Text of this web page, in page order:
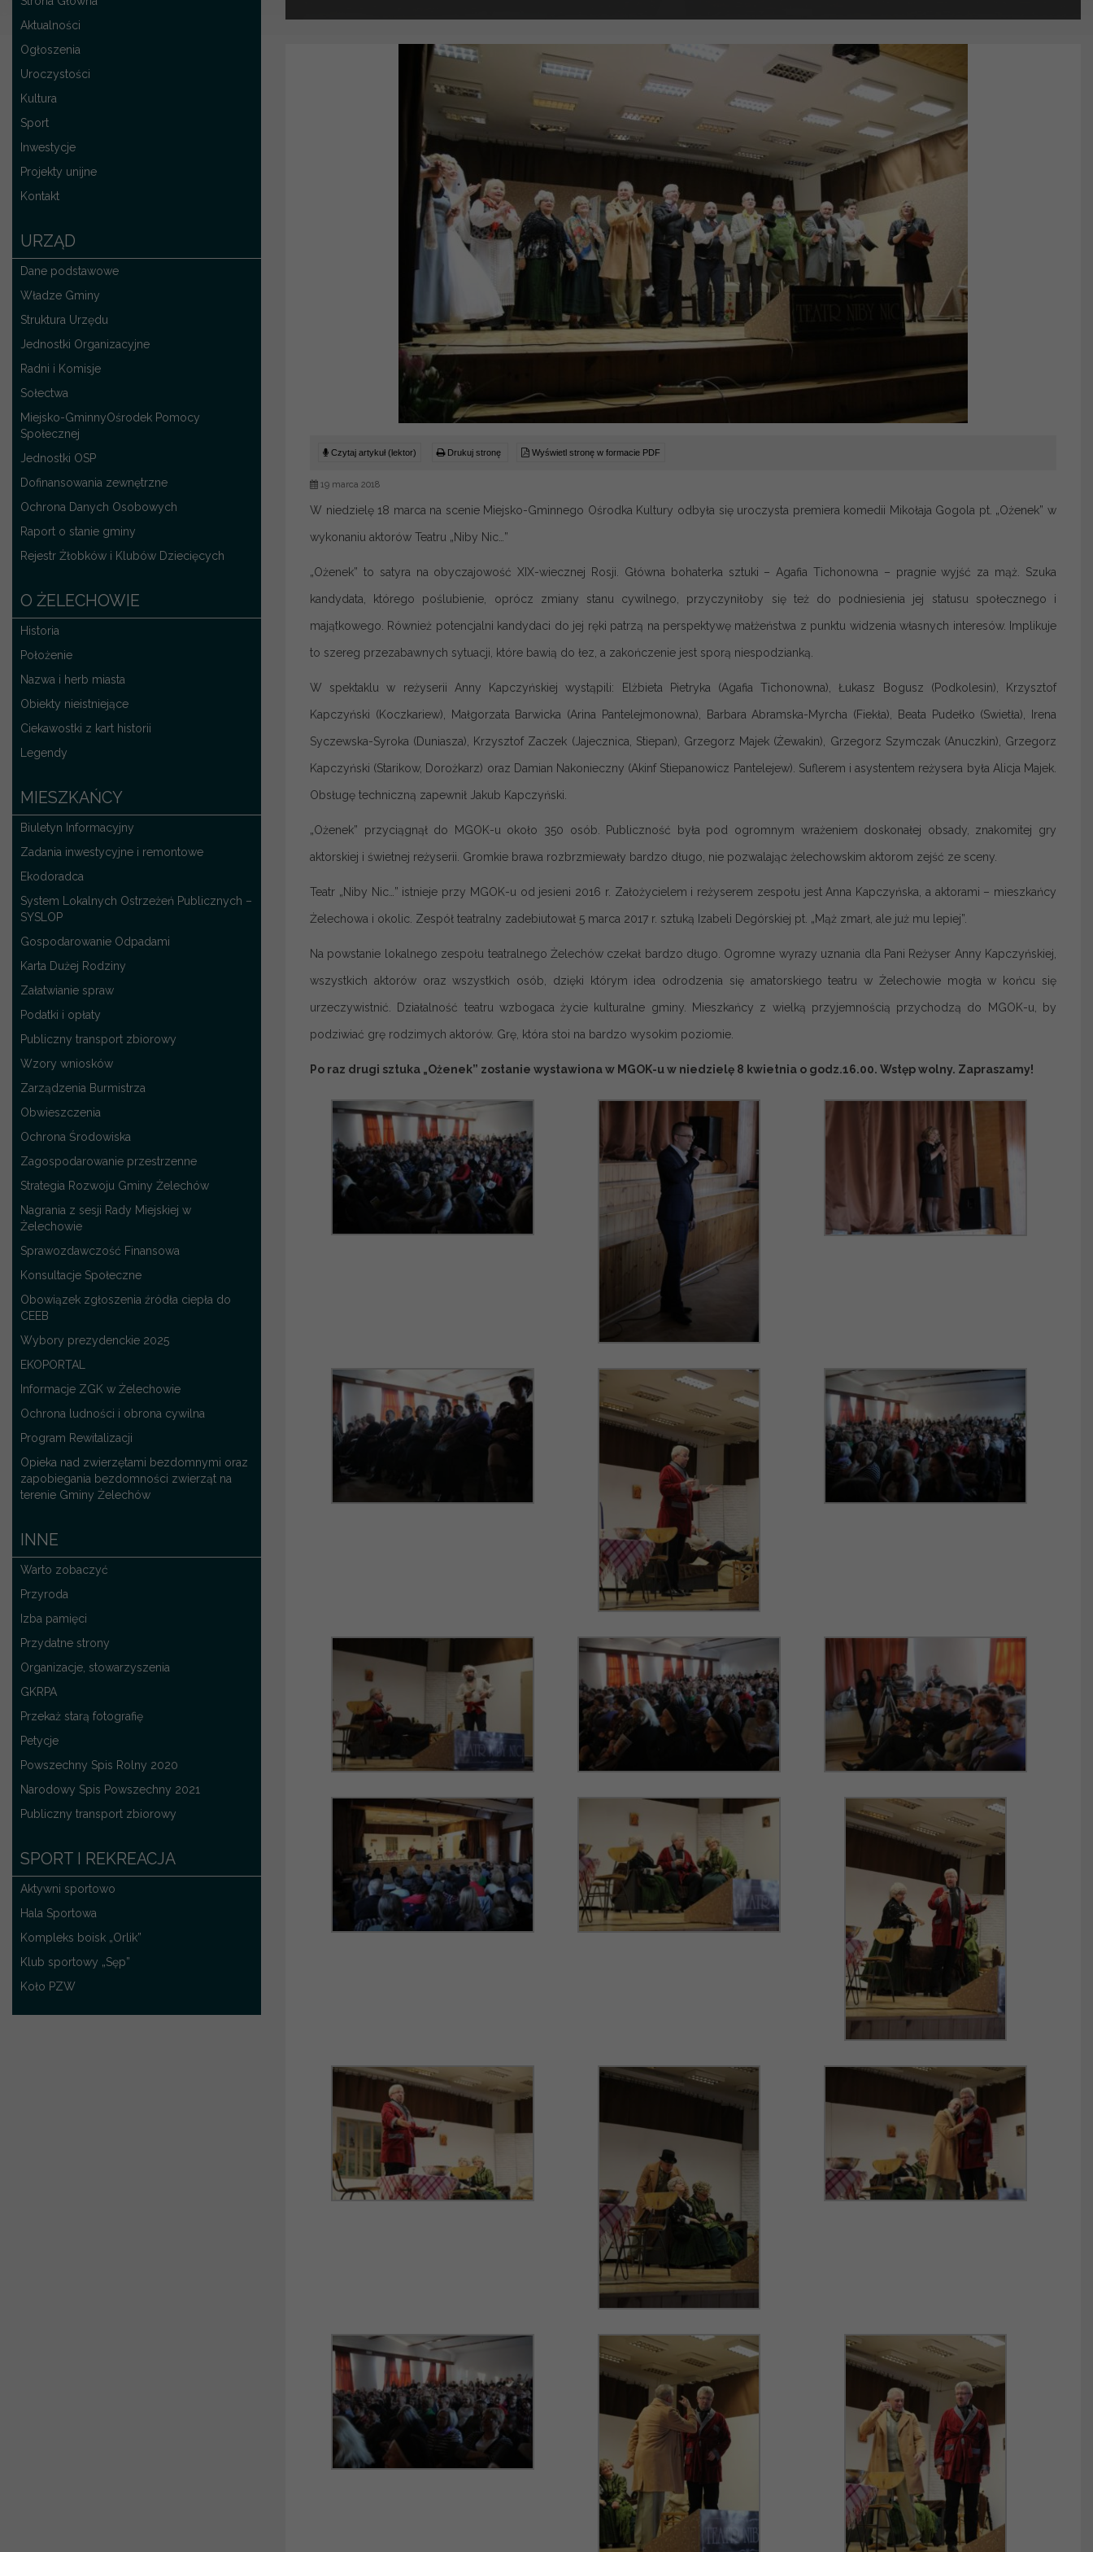
Aktualności
Ogłoszenia
Uroczystości
Kultura
Sport
Inwestycje
Projekty unijne
Kontakt
URZĄD
Dane podstawowe
Władze Gminy
Struktura Urzędu
Jednostki Organizacyjne
Radni i Komisje
Sołectwa
Miejsko-GminnyOśrodek Pomocy
Społecznej
Jednostki OSP
Dofinansowania zewnętrzne
Ochrona Danych Osobowych
Raport o stanie gminy
Rejestr Żłobków i Klubów Dziecięcych
O ŻELECHOWIE
Historia
Położenie
Nazwa i herb miasta
Obiekty nieistniejące
Ciekawostki z kart historii
Legendy
MIESZKAŃCY
Biuletyn Informacyjny
Zadania inwestycyjne i remontowe
Ekodoradca
System Lokalnych Ostrzeżeń Publicznych –
SYSLOP
Gospodarowanie Odpadami
Karta Dużej Rodziny
Załatwianie spraw
Podatki i opłaty
Publiczny transport zbiorowy
Wzory wniosków
Zarządzenia Burmistrza
Obwieszczenia
Ochrona Środowiska
Zagospodarowanie przestrzenne
Strategia Rozwoju Gminy Żelechów
Nagrania z sesji Rady Miejskiej w
Żelechowie
Sprawozdawczość Finansowa
Konsultacje Społeczne
Obowiązek zgłoszenia źródła ciepła do
CEEB
Wybory prezydenckie 2025
EKOPORTAL
Informacje ZGK w Żelechowie
Ochrona ludności i obrona cywilna
Program Rewitalizacji
Opieka nad zwierzętami bezdomnymi oraz
zapobiegania bezdomności zwierząt na
terenie Gminy Żelechów
INNE
Warto zobaczyć
Przyroda
Izba pamięci
Przydatne strony
Organizacje, stowarzyszenia
GKRPA
Przekaż starą fotografię
Petycje
Powszechny Spis Rolny 2020
Narodowy Spis Powszechny 2021
Publiczny transport zbiorowy
SPORT I REKREACJA
Aktywni sportowo
Hala Sportowa
Kompleks boisk „Orlik”
Klub sportowy „Sęp”
Koło PZW
Czytaj artykuł (lektor) Drukuj stronę Wyświetl stronę w formacie PDF
19 marca 2018
W niedzielę 18 marca na scenie Miejsko-Gminnego Ośrodka Kultury odbyła się uroczysta premiera komedii Mikołaja Gogola pt. „Ożenek” w
wykonaniu aktorów Teatru „Niby Nic…”
„Ożenek” to satyra na obyczajowość XIX-wiecznej Rosji. Główna bohaterka sztuki – Agafia Tichonowna – pragnie wyjść za mąż. Szuka
kandydata, którego poślubienie, oprócz zmiany stanu cywilnego, przyczyniłoby się też do podniesienia jej statusu społecznego i
majątkowego. Również potencjalni kandydaci do jej ręki patrzą na perspektywę małżeństwa z punktu widzenia własnych interesów. Implikuje
to szereg przezabawnych sytuacji, które bawią do łez, a zakończenie jest sporą niespodzianką.
W spektaklu w reżyserii Anny Kapczyńskiej wystąpili: Elżbieta Pietryka (Agafia Tichonowna), Łukasz Bogusz (Podkolesin), Krzysztof
Kapczyński (Koczkariew), Małgorzata Barwicka (Arina Pantelejmonowna), Barbara Abramska-Myrcha (Fiekła), Beata Pudełko (Swietła), Irena
Syczewska-Syroka (Duniasza), Krzysztof Zaczek (Jajecznica, Stiepan), Grzegorz Majek (Żewakin), Grzegorz Szymczak (Anuczkin), Grzegorz
Kapczyński (Starikow, Dorożkarz) oraz Damian Nakonieczny (Akinf Stiepanowicz Pantelejew). Suflerem i asystentem reżysera była Alicja Majek.
Obsługę techniczną zapewnił Jakub Kapczyński.
„Ożenek” przyciągnął do MGOK-u około 350 osób. Publiczność była pod ogromnym wrażeniem doskonałej obsady, znakomitej gry
aktorskiej i świetnej reżyserii. Gromkie brawa rozbrzmiewały bardzo długo, nie pozwalając żelechowskim aktorom zejść ze sceny.
Teatr „Niby Nic…” istnieje przy MGOK-u od jesieni 2016 r. Założycielem i reżyserem zespołu jest Anna Kapczyńska, a aktorami – mieszkańcy
Żelechowa i okolic. Zespół teatralny zadebiutował 5 marca 2017 r. sztuką Izabeli Degórskiej pt. „Mąż zmarł, ale już mu lepiej”.
Na powstanie lokalnego zespołu teatralnego Żelechów czekał bardzo długo. Ogromne wyrazy uznania dla Pani Reżyser Anny Kapczyńskiej,
wszystkich aktorów oraz wszystkich osób, dzięki którym idea odrodzenia się amatorskiego teatru w Żelechowie mogła w końcu się
urzeczywistnić. Działalność teatru wzbogaca życie kulturalne gminy. Mieszkańcy z wielką przyjemnością przychodzą do MGOK-u, by
podziwiać grę rodzimych aktorów. Grę, która stoi na bardzo wysokim poziomie.
Po raz drugi sztuka „Ożenek” zostanie wystawiona w MGOK-u w niedzielę 8 kwietnia o godz.16.00. Wstęp wolny. Zapraszamy!